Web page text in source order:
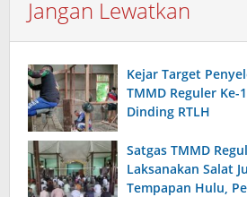
Jangan Lewatkan
Kejar Target
TMMD Reguler Ke-
Dinding RTLH
Satgas TMMD
Laksanakan Salat
Tempapan Hulu,